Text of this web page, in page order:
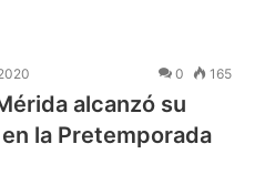
0 165
alcanzó su
la Pretemporada